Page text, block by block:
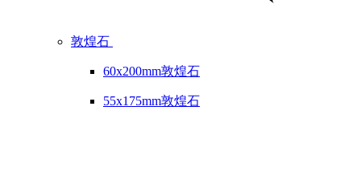
敦煌石
60x200mm敦煌石
55x175mm敦煌石